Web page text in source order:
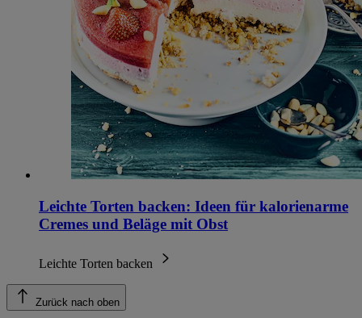
Leichte Torten backen: Ideen für kalorienarme
Cremes und Beläge mit Obst
Leichte Torten backen
Zurück nach oben